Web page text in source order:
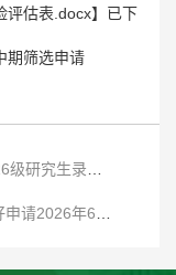
评估表.docx】已下
期筛选申请